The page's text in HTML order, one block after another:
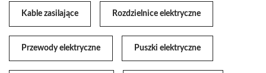
Kable zasilające Rozdzielnice elektryczne
Przewody elektryczne Puszki elektryczne